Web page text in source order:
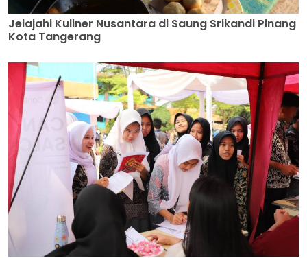
Jelajahi Kuliner Nusantara di Saung Srikandi Pinang
Kota Tangerang